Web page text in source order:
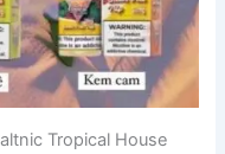
Tropical House